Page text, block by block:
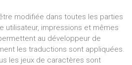
modifiée dans toutes les parties
utilisateur, impressions et mêmes
au développeur de
les traductions sont appliquées.
les jeux de caractères sont